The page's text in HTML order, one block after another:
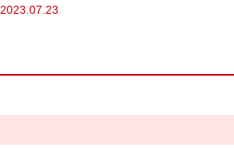
2023.07.23